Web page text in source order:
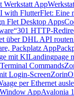
Flet: Eine
“301 HTTP-
Landingpage
Avalonia